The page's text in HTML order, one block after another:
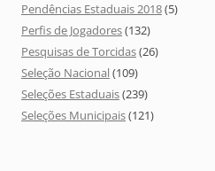
Pendências Estaduais 2018(5)
Perfis de Jogadores(132)
Pesquisas de Torcidas(26)
Seleção Nacional(109)
Seleções Estaduais(239)
Seleções Municipais(121)